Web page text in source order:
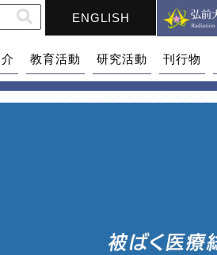
ENGLISH
教育活動 研究活動 刊行物